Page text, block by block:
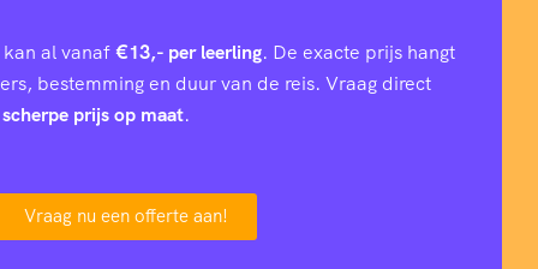
kan al vanaf€13,- per leerling. De exacte prijs hangt
bestemming en duur van de reis. Vraag direct
scherpe prijs op maat.
Vraag nu een offerte aan!